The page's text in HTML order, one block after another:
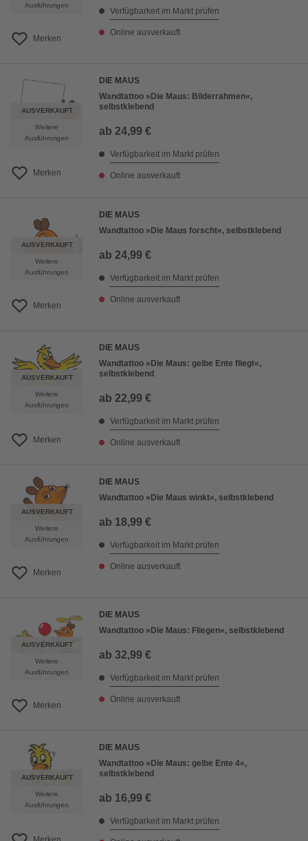
Ausführungen
Merken
Verfügbarkeit im Markt prüfen
Online ausverkauft
AUSVERKAUFT
Weitere
Ausführungen
Merken
DIE MAUS
Wandtattoo »Die Maus: Bilderrahmen«,
selbstklebend
ab 24,99 €
Verfügbarkeit im Markt prüfen
Online ausverkauft
AUSVERKAUFT
Weitere
Ausführungen
Merken
DIE MAUS
Wandtattoo »Die Maus forscht«, selbstklebend
ab 24,99 €
Verfügbarkeit im Markt prüfen
Online ausverkauft
AUSVERKAUFT
Weitere
Ausführungen
Merken
DIE MAUS
Wandtattoo »Die Maus: gelbe Ente fliegt«,
selbstklebend
ab 22,99 €
Verfügbarkeit im Markt prüfen
Online ausverkauft
AUSVERKAUFT
Weitere
Ausführungen
Merken
DIE MAUS
Wandtattoo »Die Maus winkt«, selbstklebend
ab 18,99 €
Verfügbarkeit im Markt prüfen
Online ausverkauft
AUSVERKAUFT
Weitere
Ausführungen
Merken
DIE MAUS
Wandtattoo »Die Maus: Fliegen«, selbstklebend
ab 32,99 €
Verfügbarkeit im Markt prüfen
Online ausverkauft
AUSVERKAUFT
Weitere
Ausführungen
DIE MAUS
Wandtattoo »Die Maus: gelbe Ente 4«,
selbstklebend
ab 16,99 €
Verfügbarkeit im Markt prüfen